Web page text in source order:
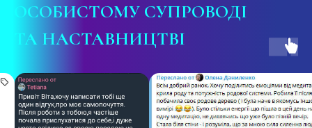
ОСОБИСТОМУ СУПРОВОДІ
ТА НАСТАВНИЦТВІ